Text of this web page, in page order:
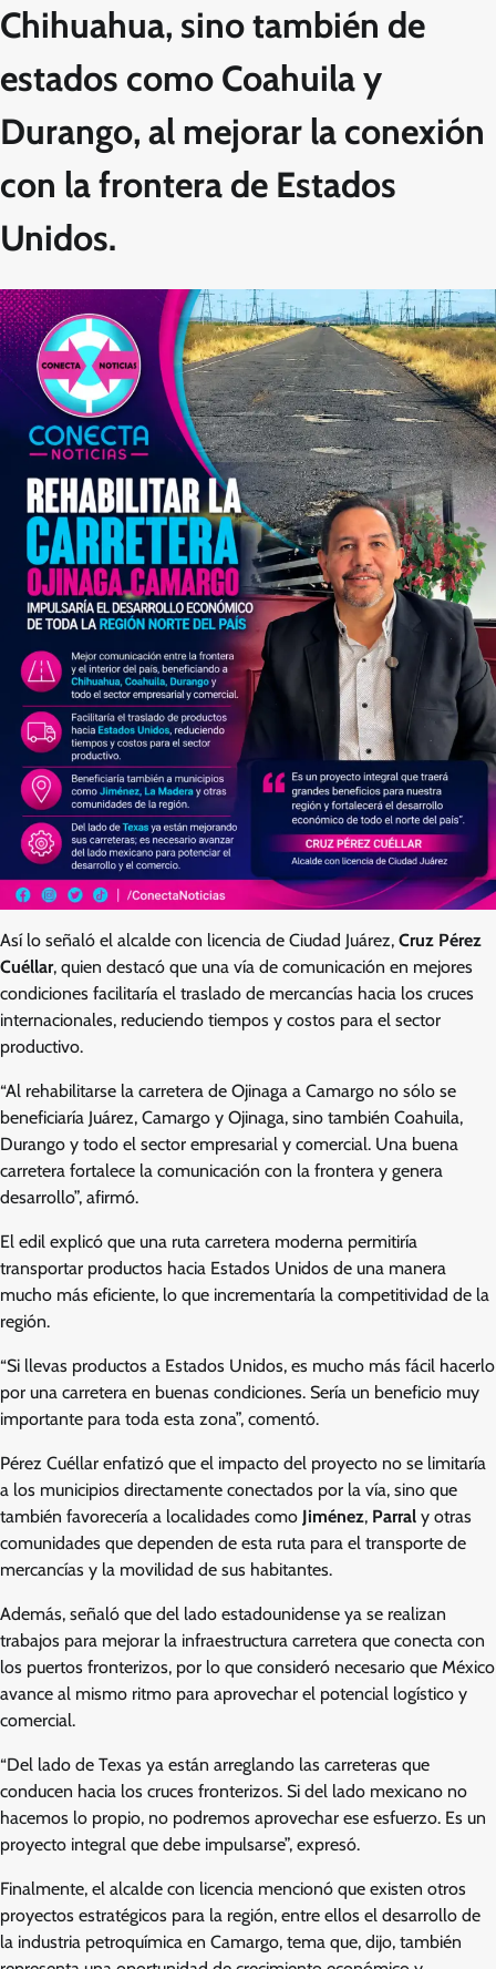
Chihuahua, sino también de
estados como Coahuila y
Durango, al mejorar la conexión
con la frontera de Estados
Unidos.
Así lo señaló el alcalde con licencia de Ciudad Juárez, Cruz Pérez
Cuéllar, quien destacó que una vía de comunicación en mejores
condiciones facilitaría el traslado de mercancías hacia los cruces
internacionales, reduciendo tiempos y costos para el sector
productivo.
“Al rehabilitarse la carretera de Ojinaga a Camargo no sólo se
beneficiaría Juárez, Camargo y Ojinaga, sino también Coahuila,
Durango y todo el sector empresarial y comercial. Una buena
carretera fortalece la comunicación con la frontera y genera
desarrollo”, afirmó.
El edil explicó que una ruta carretera moderna permitiría
transportar productos hacia Estados Unidos de una manera
mucho más eficiente, lo que incrementaría la competitividad de la
región.
“Si llevas productos a Estados Unidos, es mucho más fácil hacerlo
por una carretera en buenas condiciones. Sería un beneficio muy
importante para toda esta zona”, comentó.
Pérez Cuéllar enfatizó que el impacto del proyecto no se limitaría
a los municipios directamente conectados por la vía, sino que
también favorecería a localidades como Jiménez, Parral y otras
comunidades que dependen de esta ruta para el transporte de
mercancías y la movilidad de sus habitantes.
Además, señaló que del lado estadounidense ya se realizan
trabajos para mejorar la infraestructura carretera que conecta con
los puertos fronterizos, por lo que consideró necesario que México
avance al mismo ritmo para aprovechar el potencial logístico y
comercial.
“Del lado de Texas ya están arreglando las carreteras que
conducen hacia los cruces fronterizos. Si del lado mexicano no
hacemos lo propio, no podremos aprovechar ese esfuerzo. Es un
proyecto integral que debe impulsarse”, expresó.
Finalmente, el alcalde con licencia mencionó que existen otros
proyectos estratégicos para la región, entre ellos el desarrollo de
la industria petroquímica en Camargo, tema que, dijo, también